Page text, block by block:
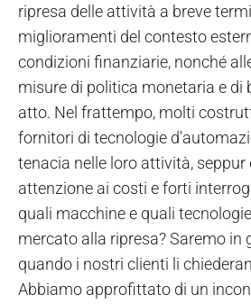
ripresa delle attività a breve
miglioramenti del contesto
condizioni finanziarie, nonché
misure di politica monetaria e di
atto. Nel frattempo, molti
fornitori di tecnologie
tenacia nelle loro attività, seppur
attenzione ai costi e forti
quali macchine e quali
mercato alla ripresa? Saremo in
quando i nostri clienti li
Abbiamo approfittato di un